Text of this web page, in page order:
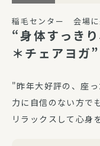
稲毛センター 会場
“身体すっき
＊チェアヨガ”
"昨年大好評の、座
力に自信のない方で
リラックスして心身